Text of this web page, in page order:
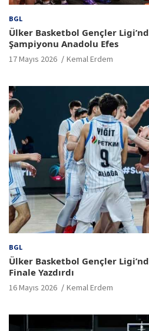
BGL
Ülker Basketbol Gençler
Şampiyonu Anadolu Efes
17 Mayıs 2026 Kemal Erdem
BGL
Ülker Basketbol Gençler
Finale Yazdırdı
16 Mayıs 2026 Kemal Erdem